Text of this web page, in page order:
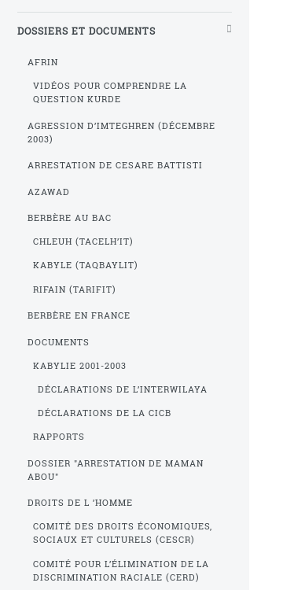
DOSSIERS ET DOCUMENTS
AFRIN
VIDÉOS POUR COMPRENDRE LA
QUESTION KURDE
AGRESSION D’IMTEGHREN (DÉCEMBRE
2003)
ARRESTATION DE CESARE BATTISTI
AZAWAD
BERBÈRE AU BAC
CHLEUH (TACELH’IT)
KABYLE (TAQBAYLIT)
RIFAIN (TARIFIT)
BERBÈRE EN FRANCE
DOCUMENTS
KABYLIE 2001-2003
DÉCLARATIONS DE L’INTERWILAYA
DÉCLARATIONS DE LA CICB
RAPPORTS
DOSSIER "ARRESTATION DE MAMAN
ABOU"
DROITS DE L ’HOMME
COMITÉ DES DROITS ÉCONOMIQUES,
SOCIAUX ET CULTURELS (CESCR)
COMITÉ POUR L’ÉLIMINATION DE LA
DISCRIMINATION RACIALE (CERD)